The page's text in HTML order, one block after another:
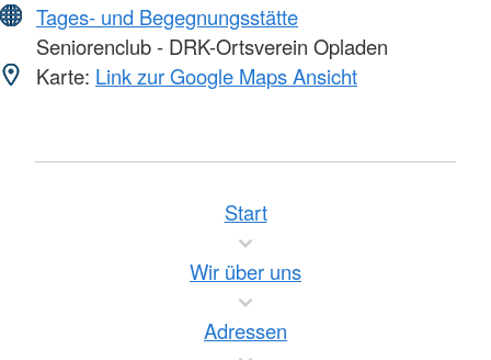
Tages- und Begegnungsstätte
Seniorenclub - DRK-Ortsverein Opladen
Karte: Link zur Google Maps Ansicht
Start
Wir über uns
Adressen